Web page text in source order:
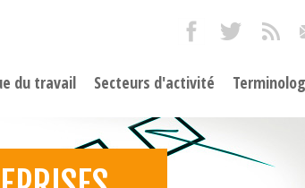
du travail Secteurs d'activité